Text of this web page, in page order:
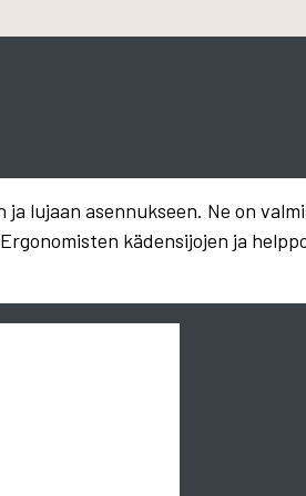
lujaan asennukseen. Ne on
kädensijojen ja